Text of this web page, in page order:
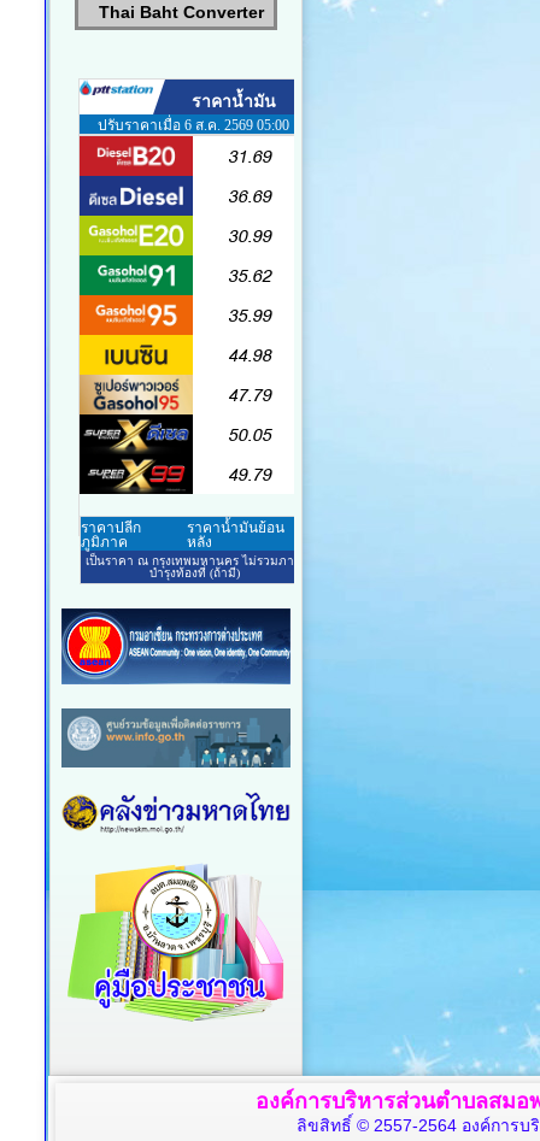
Thai Baht Converter
องค์การบริหารส่วนตำบลสมอ
ลิขสิทธิ์ © 2557-2564 องค์การ